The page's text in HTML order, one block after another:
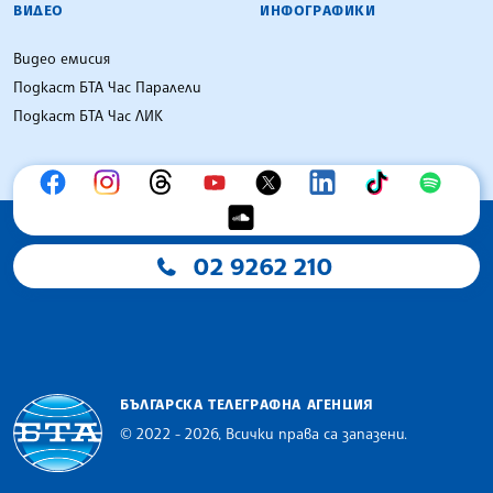
ВИДЕО
Видео емисия
Подкаст БТА Час Паралели
Подкаст БТА Час ЛИК
ИНФОГРАФИКИ
02 9262 210
БЪЛГАРСКА ТЕЛЕГРАФНА АГЕНЦИЯ
© 2022 - 2026, Всички права са запазени.